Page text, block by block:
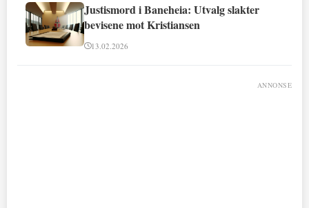
Justismord i Baneheia: Utvalg slakter
bevisene mot Kristiansen
13.02.2026
ANNONSE